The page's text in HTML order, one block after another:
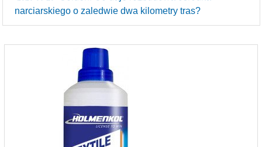
narciarskiego o zaledwie dwa kilometry tras?